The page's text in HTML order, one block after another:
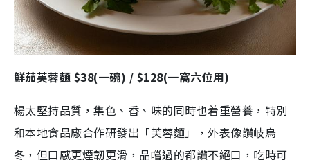
鮮茄芙蓉麵 $38(一碗) / $128(一窩六位用)
楊太堅持品質，集色、香、味的同時也着重營養，特別
和本地食品廠合作研發出「芙蓉麵」，外表像讚岐烏
冬，但口感更煙韌更滑，品嚐過的都讚不絕口，吃時可